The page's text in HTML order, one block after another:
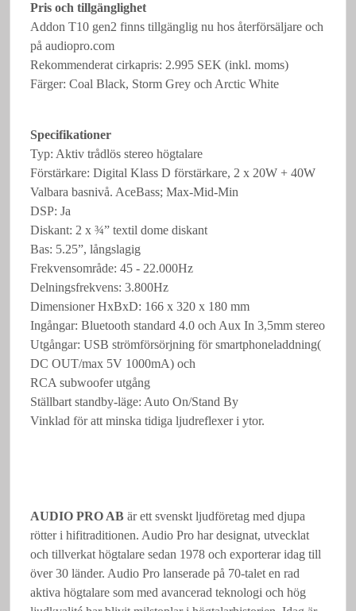
Pris och tillgänglighet
Addon T10 gen2 finns tillgänglig nu hos återförsäljare och
på audiopro.com
Rekommenderat cirkapris: 2.995 SEK (inkl. moms)
Färger: Coal Black, Storm Grey och Arctic White
Specifikationer
Typ: Aktiv trådlös stereo högtalare
Förstärkare: Digital Klass D förstärkare, 2 x 20W + 40W
Valbara basnivå. AceBass; Max-Mid-Min
DSP: Ja
Diskant: 2 x ¾” textil dome diskant
Bas: 5.25”, långslagig
Frekvensområde: 45 - 22.000Hz
Delningsfrekvens: 3.800Hz
Dimensioner HxBxD: 166 x 320 x 180 mm
Ingångar: Bluetooth standard 4.0 och Aux In 3,5mm stereo
Utgångar: USB strömförsörjning för smartphoneladdning(
DC OUT/max 5V 1000mA) och
RCA subwoofer utgång
Ställbart standby-läge: Auto On/Stand By
Vinklad för att minska tidiga ljudreflexer i ytor.
AUDIO PRO AB är ett svenskt ljudföretag med djupa
rötter i hifitraditionen. Audio Pro har designat, utvecklat
och tillverkat högtalare sedan 1978 och exporterar idag till
över 30 länder. Audio Pro lanserade på 70-talet en rad
aktiva högtalare som med avancerad teknologi och hög